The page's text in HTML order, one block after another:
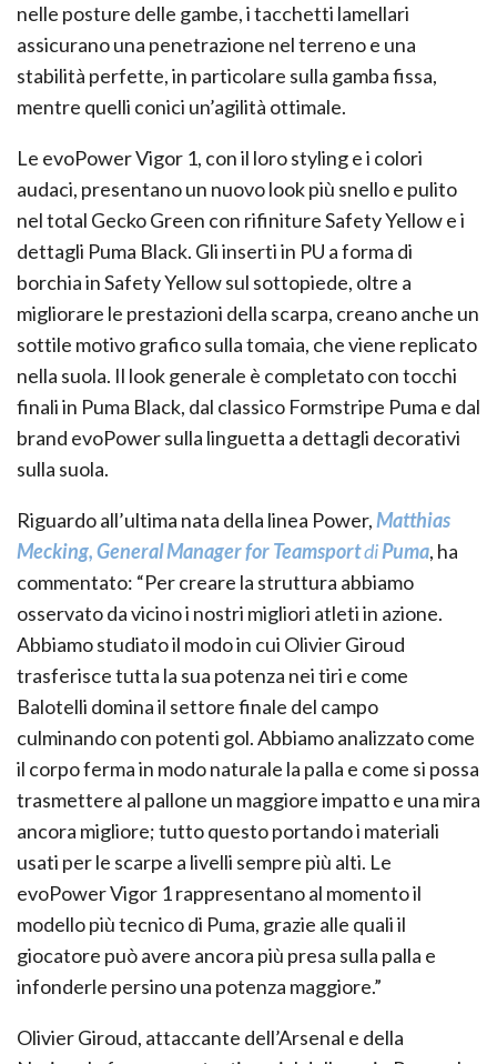
nelle posture delle gambe, i tacchetti lamellari
assicurano una penetrazione nel terreno e una
stabilità perfette, in particolare sulla gamba fissa,
mentre quelli conici un’agilità ottimale.
Le evoPower Vigor 1, con il loro styling e i colori
audaci, presentano un nuovo look più snello e pulito
nel total Gecko Green con rifiniture Safety Yellow e i
dettagli Puma Black. Gli inserti in PU a forma di
borchia in Safety Yellow sul sottopiede, oltre a
migliorare le prestazioni della scarpa, creano anche un
sottile motivo grafico sulla tomaia, che viene replicato
nella suola. Il look generale è completato con tocchi
finali in Puma Black, dal classico Formstripe Puma e dal
brand evoPower sulla linguetta a dettagli decorativi
sulla suola.
Riguardo all’ultima nata della linea Power,Matthias
Mecking, General Manager for TeamsportdiPuma, ha
commentato: “Per creare la struttura abbiamo
osservato da vicino i nostri migliori atleti in azione.
Abbiamo studiato il modo in cui Olivier Giroud
trasferisce tutta la sua potenza nei tiri e come
Balotelli domina il settore finale del campo
culminando con potenti gol. Abbiamo analizzato come
il corpo ferma in modo naturale la palla e come si possa
trasmettere al pallone un maggiore impatto e una mira
ancora migliore; tutto questo portando i materiali
usati per le scarpe a livelli sempre più alti. Le
evoPower Vigor 1 rappresentano al momento il
modello più tecnico di Puma, grazie alle quali il
giocatore può avere ancora più presa sulla palla e
infonderle persino una potenza maggiore.”
Olivier Giroud, attaccante dell’Arsenal e della